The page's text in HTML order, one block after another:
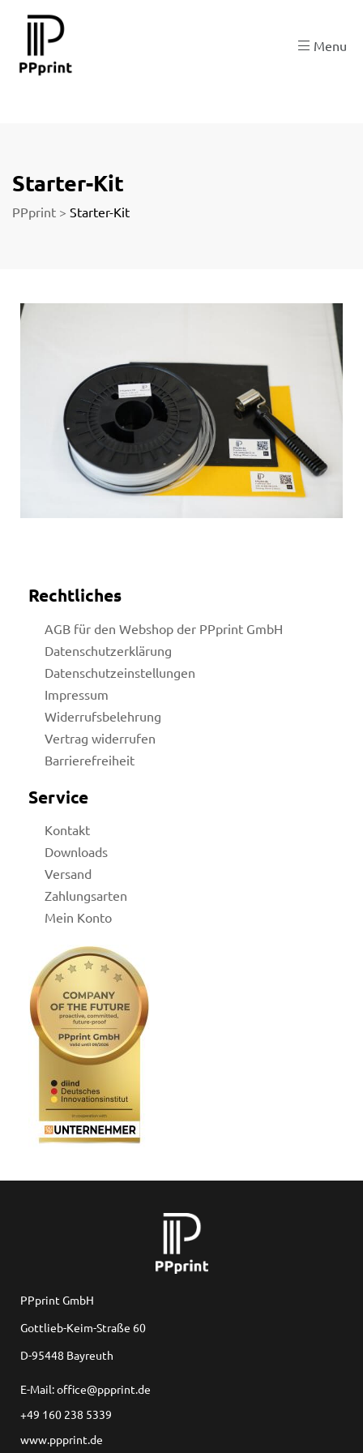
Menu
Starter-Kit
PPprint > Starter-Kit
Rechtliches
AGB für den Webshop der PPprint GmbH
Datenschutzerklärung
Datenschutzeinstellungen
Impressum
Widerrufsbelehrung
Vertrag widerrufen
Barrierefreiheit
Service
Kontakt
Downloads
Versand
Zahlungsarten
Mein Konto
PPprint GmbH
Gottlieb-Keim-Straße 60
D-95448 Bayreuth
E-Mail: office@ppprint.de
+49 160 238 5339
www.ppprint.de